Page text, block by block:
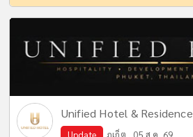
Unified Hotel & Residence